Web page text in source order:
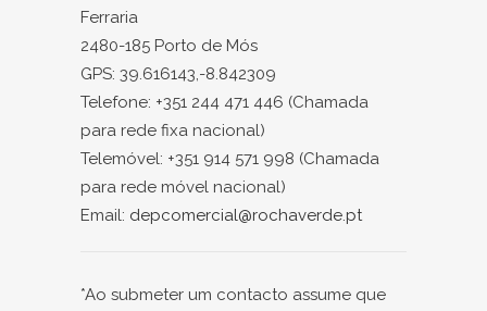
Ferraria
2480-185 Porto de Mós
GPS: 39.616143,-8.842309
Telefone: +351 244 471 446 (Chamada
para rede fixa nacional)
Telemóvel: +351 914 571 998 (Chamada
para rede móvel nacional)
Email: depcomercial@rochaverde.pt
*Ao submeter um contacto assume que